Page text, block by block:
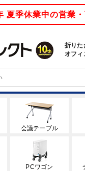
夏季休業中の営業
折りた
オフィ
会議テーブル
PCワゴン